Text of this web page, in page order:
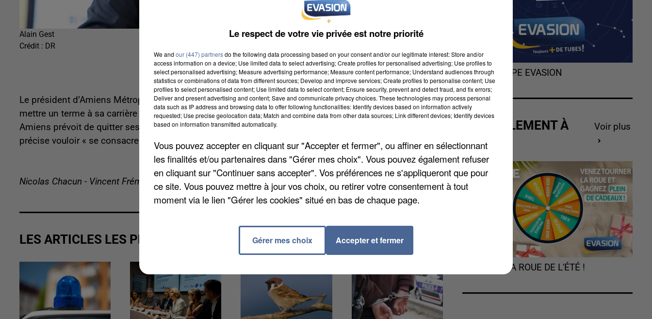
Alain Gest
Crédit : DR
Le président d’Amiens Métropole a annoncé ce vendredi 9 janvier ne pas se représenter en 2026 et
mettre un terme à sa carrière politique. « Après 41 ans de mandat », le chef de file des Républicains à
Amiens prévoit de quitter ses fonctions à l’issue des élections municipales de mars prochain. Il
précise vouloir « se consacrer davantage à sa famille ».
Nicolas Chacun - Vincent Frémeaux
LES ARTICLES LES PLUS VUS
L'HOROSCOPE EVASION
ACTUELLEMENT À
GAGNER
Voir plus
TOURNEZ LA ROUE DE L'ÉTÉ !
Le respect de votre vie privée est notre priorité
We and our (447) partnersdo the following data processing based on your consent and/or our legitimate interest: Store and/or
access information on a device; Use limited data to select advertising; Create profiles for personalised advertising; Use profiles to
select personalised advertising; Measure advertising performance; Measure content performance; Understand audiences through
statistics or combinations of data from different sources; Develop and improve services; Create profiles to personalise content; Use
profiles to select personalised content; Use limited data to select content; Ensure security, prevent and detect fraud, and fix errors;
Deliver and present advertising and content; Save and communicate privacy choices. These technologies may process personal
data such as IP address and browsing data to offer following functionalities: Identify devices based on information actively
requested; Use precise geolocation data; Match and combine data from other data sources; Link different devices; Identify devices
based on information transmitted automatically.
Vous pouvez accepter en cliquant sur "Accepter et fermer", ou affiner en sélectionnant
les finalités et/ou partenaires dans "Gérer mes choix". Vous pouvez également refuser
en cliquant sur "Continuer sans accepter". Vos préférences ne s'appliqueront que pour
ce site. Vous pouvez mettre à jour vos choix, ou retirer votre consentement à tout
moment via le lien "Gérer les cookies" situé en bas de chaque page.
Gérer mes choix Accepter et fermer